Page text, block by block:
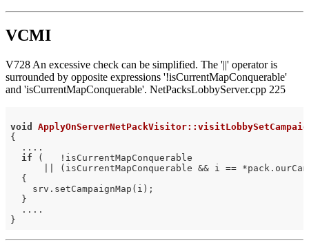
VCMI
V728 An excessive check can be simplified. The '||' operator is
surrounded by opposite expressions '!isCurrentMapConquerable'
and 'isCurrentMapConquerable'. NetPacksLobbyServer.cpp 225
void
{
  ....
if (   !isCurrentMapConquerable
|| (isCurrentMapConquerable && i ==
  {
    srv.setCampaignMap(i);
  }
  ....